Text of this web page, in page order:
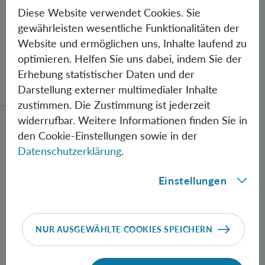
Gegen Fehler geschützte Quantenbits
verschränkt
Neue Methode zur Herstellung verschränkter
Diese Website verwendet Cookies. Sie
gewährleisten wesentliche Funktionalitäten der
Website und ermöglichen uns, Inhalte laufend zu
optimieren. Helfen Sie uns dabei, indem Sie der
Erhebung statistischer Daten und der
Darstellung externer multimedialer Inhalte
zustimmen. Die Zustimmung ist jederzeit
widerrufbar. Weitere Informationen finden Sie in
den Cookie-Einstellungen sowie in der
Datenschutzerklärung.
Einstellungen
NUR AUSGEWÄHLTE COOKIES SPEICHERN